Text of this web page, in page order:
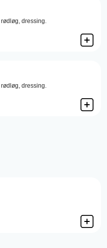
rødløg, dressing.
rødløg, dressing.